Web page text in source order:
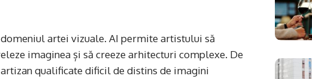
artei vizuale. AI permite artistului să
imaginea și să creeze arhitecturi complexe. De
qualificate dificil de distins de imagini